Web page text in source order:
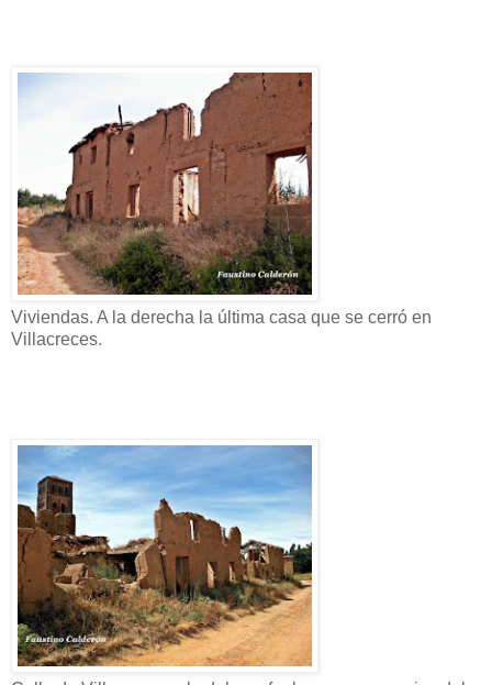
Viviendas. A la derecha la última casa que se cerró en
Villacreces.